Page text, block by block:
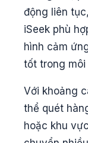
động liên
iSeek phù
hình cảm
tốt trong môi
Với khoảng
thể quét
hoặc khu